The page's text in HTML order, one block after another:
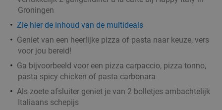
Groningen
Zie hier de inhoud van de multideals
Geniet van een heerlijke pizza of pasta naar keuze, vers
voor jou bereid!
Ga bijvoorbeeld voor een pizza carpaccio, pizza tonno,
pasta spicy chicken of pasta carbonara
Als zoete afsluiter geniet je van 2 bolletjes ambachtelijk
Italiaans schepijs